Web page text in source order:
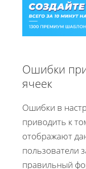
Ошибки
ячеек
Ошибки в
приводить к
отображают
пользователи
правильный